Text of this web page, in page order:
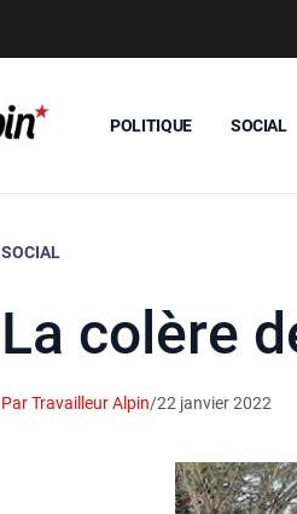
POLITIQUE SOCIAL
SOCIAL
La colère
Par Travailleur Alpin/22 janvier 2022